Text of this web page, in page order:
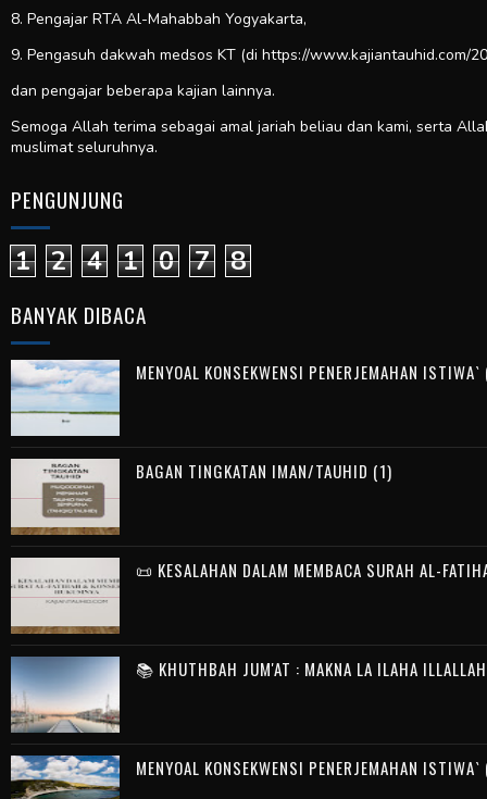
8. Pengajar RTA Al-Mahabbah Yogyakarta,
9. Pengasuh dakwah medsos KT (di https://www.kajiantauhid.com/
dan pengajar beberapa kajian lainnya.
Semoga Allah terima sebagai amal jariah beliau dan kami, serta
muslimat seluruhnya.
PENGUNJUNG
1 2 4 1 0 7 8
BANYAK DIBACA
MENYOAL KONSEKWENSI PENERJEMAHAN
BAGAN TINGKATAN IMAN/TAUHID (1)
📜 KESALAHAN DALAM MEMBACA SURAH AL-
📚 KHUTHBAH JUM'AT : MAKNA LA ILAHA
MENYOAL KONSEKWENSI PENERJEMAHAN